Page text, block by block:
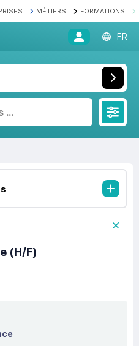
MÉTIERS FORMATIONS
FR
...
(H/F)